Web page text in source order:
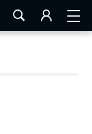
LA ROCHELLE